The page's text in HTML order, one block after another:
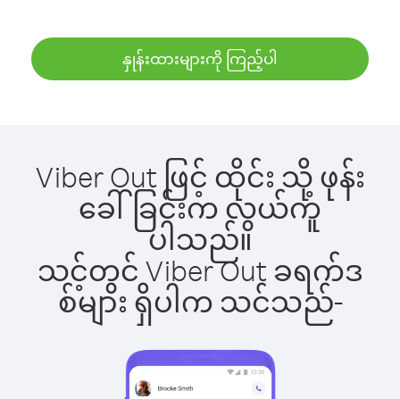
နှုန်းထားများကို ကြည့်ပါ
Viber Out ဖြင့် ထိုင်း သို့ ဖုန်း
ခေါ်ခြင်းက လွယ်ကူ
ပါသည်။
သင့်တွင် Viber Out ခရက်ဒ
စ်များ ရှိပါက သင်သည်-